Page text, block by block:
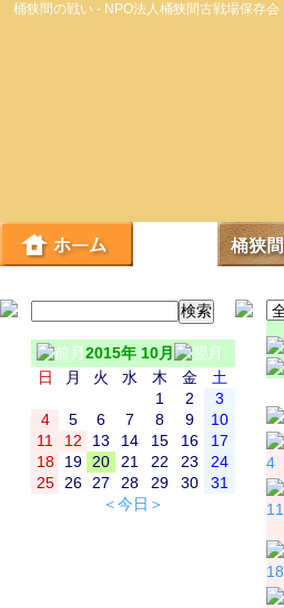
桶狭間の戦い - NPO法人桶狭間古戦場保存会
2015年 10月
日
月 火 水 木 金
土
1
2
3
4
5 6 7 8 9
10
11
12 13 14 15 16
17
18
19 20 21 22 23
24
25
26 27 28 29 30
31
＜今日＞
4
11
18